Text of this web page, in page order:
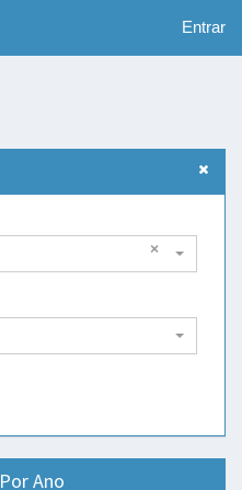
Entrar
×
Por Ano